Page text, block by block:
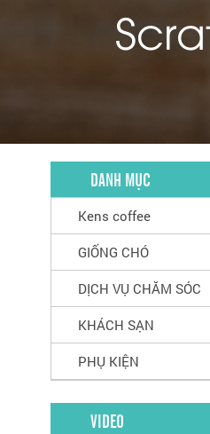
DANH MỤC
Kens coffee
GIỐNG CHÓ
DỊCH VỤ CHĂM SÓC
KHÁCH SẠN
PHỤ KIỆN
VIDEO